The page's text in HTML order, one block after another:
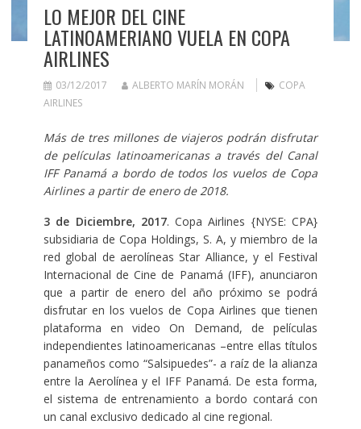
LO MEJOR DEL CINE
LATINOAMERIANO VUELA EN COPA
AIRLINES
03/12/2017 ALBERTO MARÍN MORÁN
COPA
AIRLINES
Más de tres millones de viajeros podrán disfrutar
de películas latinoamericanas a través del Canal
IFF Panamá a bordo de todos los vuelos de Copa
Airlines a partir de enero de 2018.
3 de Diciembre, 2017. Copa Airlines {NYSE: CPA}
subsidiaria de Copa Holdings, S. A, y miembro de la
red global de aerolíneas Star Alliance, y el Festival
Internacional de Cine de Panamá (IFF), anunciaron
que a partir de enero del año próximo se podrá
disfrutar en los vuelos de Copa Airlines que tienen
plataforma en video On Demand, de películas
independientes latinoamericanas –entre ellas títulos
panameños como “Salsipuedes”- a raíz de la alianza
entre la Aerolínea y el IFF Panamá. De esta forma,
el sistema de entrenamiento a bordo contará con
un canal exclusivo dedicado al cine regional.